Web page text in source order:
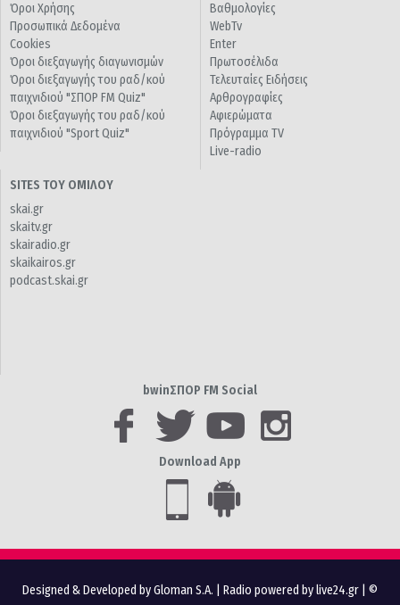
Όροι Χρήσης
Προσωπικά Δεδομένα
Cookies
Όροι διεξαγωγής διαγωνισμών
Όροι διεξαγωγής του ραδ/κού
παιχνιδιού "ΣΠΟΡ FM Quiz"
Όροι διεξαγωγής του ραδ/κού
παιχνιδιού "Sport Quiz"
Βαθμολογίες
WebTv
Enter
Πρωτοσέλιδα
Τελευταίες Ειδήσεις
Αρθρογραφίες
Αφιερώματα
Πρόγραμμα TV
Live-radio
SITES ΤΟΥ ΟΜΙΛΟΥ
skai.gr
skaitv.gr
skairadio.gr
skaikairos.gr
podcast.skai.gr
bwinΣΠΟΡ FM Social
Download App
Designed & Developed by Gloman S.A. Radio powered by live24.gr | ©